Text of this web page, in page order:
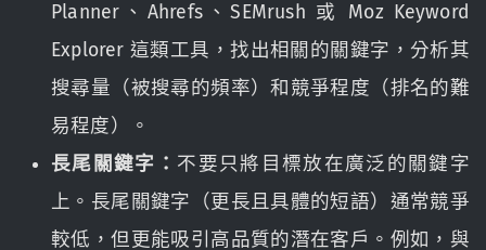
Planner、Ahrefs、SEMrush 或 Moz Keyword
Explorer 這類工具，找出相關的關鍵字，分析其
搜尋量（被搜尋的頻率）和競爭程度（排名的難
易程度）。
長尾關鍵字： 不要只將目標放在廣泛的關鍵字
上。長尾關鍵字（更長且具體的短語）通常競爭
較低，但更能吸引高品質的潛在客戶。例如，與